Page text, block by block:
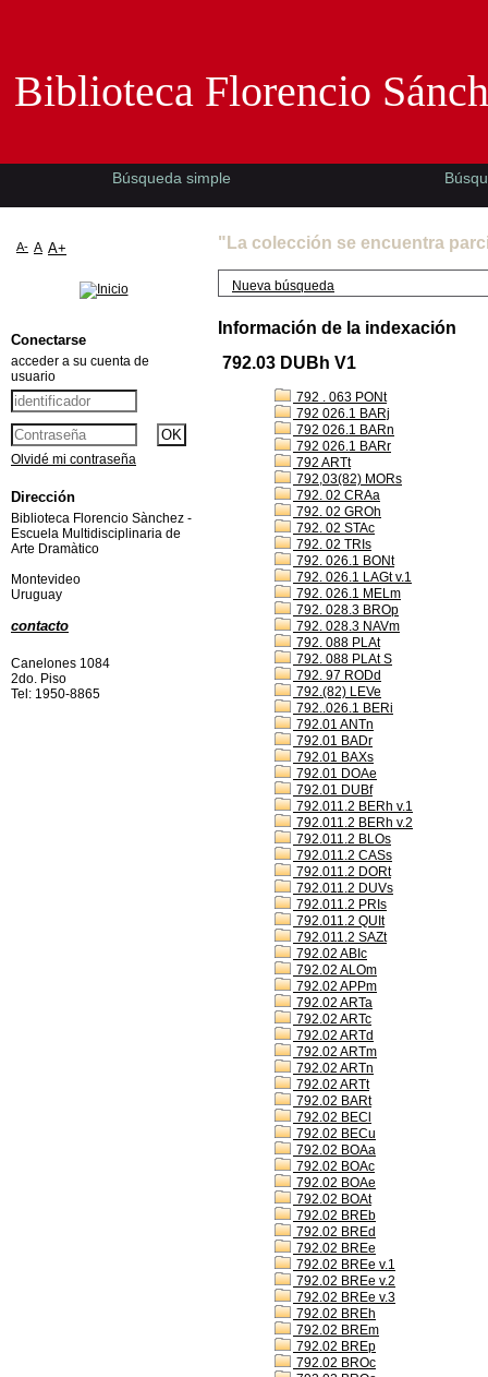
"La colección se encuentra
Nueva búsqueda
Información de la indexación
792.03 DUBh V1
792 . 063 PONt
792 026.1 BARj
792 026.1 BARn
792 026.1 BARr
792 ARTt
792,03(82) MORs
792. 02 CRAa
792. 02 GROh
792. 02 STAc
792. 02 TRIs
792. 026.1 BONt
792. 026.1 LAGt v.1
792. 026.1 MELm
792. 028.3 BROp
792. 028.3 NAVm
792. 088 PLAt
792. 088 PLAt S
792. 97 RODd
792.(82) LEVe
792..026.1 BERi
792.01 ANTn
792.01 BADr
792.01 BAXs
792.01 DOAe
792.01 DUBf
792.011.2 BERh v.1
792.011.2 BERh v.2
792.011.2 BLOs
792.011.2 CASs
792.011.2 DORt
792.011.2 DUVs
792.011.2 PRIs
792.011.2 QUIt
792.011.2 SAZt
792.02 ABIc
792.02 ALOm
792.02 APPm
792.02 ARTa
792.02 ARTc
792.02 ARTd
792.02 ARTm
792.02 ARTn
792.02 ARTt
792.02 BARt
792.02 BECl
792.02 BECu
792.02 BOAa
792.02 BOAc
792.02 BOAe
792.02 BOAt
792.02 BREb
792.02 BREd
792.02 BREe
792.02 BREe v.1
792.02 BREe v.2
792.02 BREe v.3
792.02 BREh
792.02 BREm
792.02 BREp
792.02 BROc
Biblioteca Florencio
Búsqueda simple
A- A A+
Conectarse
acceder a su cuenta de
usuario
Olvidé mi contraseña
Dirección
Biblioteca Florencio Sànchez -
Escuela Multidisciplinaria de
Arte Dramàtico
Montevideo
Uruguay
contacto
Canelones 1084
2do. Piso
Tel: 1950-8865